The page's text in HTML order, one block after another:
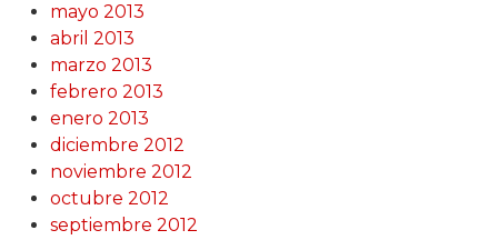
mayo 2013
abril 2013
marzo 2013
febrero 2013
enero 2013
diciembre 2012
noviembre 2012
octubre 2012
septiembre 2012